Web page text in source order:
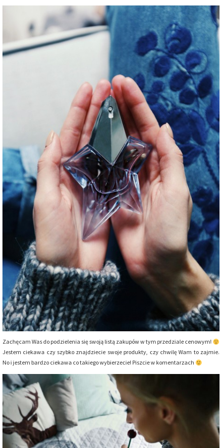
Zachęcam Was do podzielenia się swoją listą zakupów w tym przedziale cenowym!
Jestem ciekawa czy szybko znajdziecie swoje produkty, czy chwilę Wam to zajmie.
No i jestem bardzo ciekawa co takiego wybierzecie! Piszcie w komentarzach